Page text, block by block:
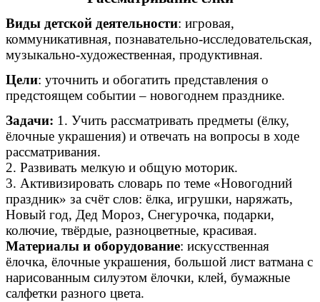
Виды детской деятельности: игровая,
коммуникативная, познавательно-исследовательская,
музыкально-художественная, продуктивная.
Цели: уточнить и обогатить представления о
предстоящем событии – новогоднем празднике.
Задачи: 1. Учить рассматривать предметы (ёлку,
ёлочные украшения) и отвечать на вопросы в ходе
рассматривания.
2. Развивать мелкую и общую моторик.
3. Активизировать словарь по теме «Новогодний
праздник» за счёт слов: ёлка, игрушки, наряжать,
Новый год, Дед Мороз, Снегурочка, подарки,
колючие, твёрдые, разноцветные, красивая.
Материалы и оборудование: искусственная
ёлочка, ёлочные украшения, большой лист ватмана с
нарисованным силуэтом ёлочки, клей, бумажные
салфетки разного цвета.